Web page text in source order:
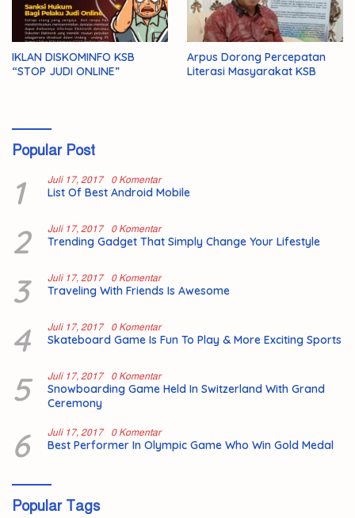
IKLAN DISKOMINFO KSB
“STOP JUDI ONLINE”
Arpus Dorong Percepatan
Literasi Masyarakat KSB
Popular Post
1 Juli 17, 2017 0 Komentar
List Of Best Android Mobile
2 Juli 17, 2017 0 Komentar
Trending Gadget That Simply Change Your Lifestyle
3 Juli 17, 2017 0 Komentar
Traveling With Friends Is Awesome
4 Juli 17, 2017 0 Komentar
Skateboard Game Is Fun To Play & More Exciting Sports
5 Juli 17, 2017 0 Komentar
Snowboarding Game Held In Switzerland With Grand
Ceremony
6 Juli 17, 2017 0 Komentar
Best Performer In Olympic Game Who Win Gold Medal
Popular Tags